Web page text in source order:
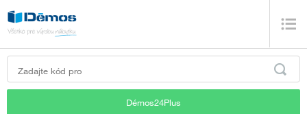
Démos24Plus